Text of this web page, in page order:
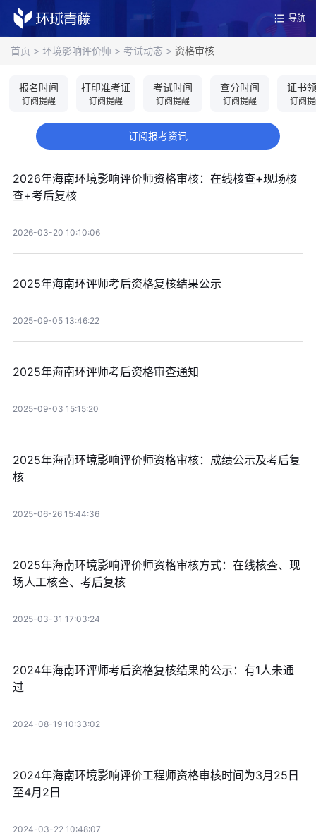
导航
首页 > 环境影响评价师 > 考试动态 > 资格审核
报名时间
订阅提醒
打印准考证
订阅提醒
考试时间
订阅提醒
查分时间
订阅提醒
证书
订阅
订阅报考资讯
2026年海南环境影响评价师资格审核：在线核查+现场核
查+考后复核
2026-03-20 10:10:06
2025年海南环评师考后资格复核结果公示
2025-09-05 13:46:22
2025年海南环评师考后资格审查通知
2025-09-03 15:15:20
2025年海南环境影响评价师资格审核：成绩公示及考后复
核
2025-06-26 15:44:36
2025年海南环境影响评价师资格审核方式：在线核查、现
场人工核查、考后复核
2025-03-31 17:03:24
2024年海南环评师考后资格复核结果的公示：有1人未通
过
2024-08-19 10:33:02
2024年海南环境影响评价工程师资格审核时间为3月25日
至4月2日
2024-03-22 10:48:07